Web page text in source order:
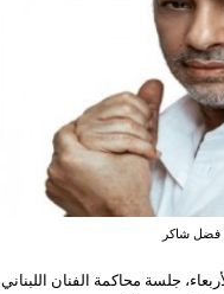
فضل شاكر
جلسة محاكمة الفنان اللبناني